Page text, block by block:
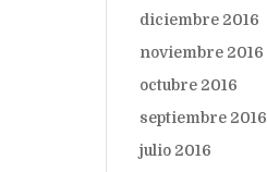
diciembre 2016
noviembre 2016
octubre 2016
septiembre 2016
julio 2016